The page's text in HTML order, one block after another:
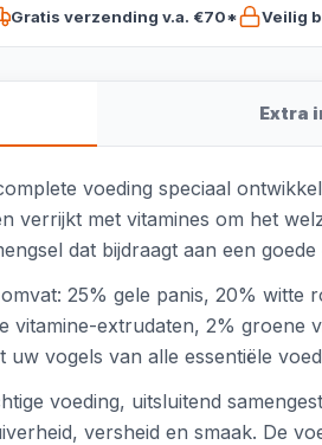
Gratis verzending v.a. €70* Veilig
Extra
voeding speciaal
verrijkt met vitamines om het
dat bijdraagt aan een goede
25% gele panis, 20%
vitamine-extrudaten, 2%
uw vogels van alle essentiële
voeding, uitsluitend
versheid en smaak. De